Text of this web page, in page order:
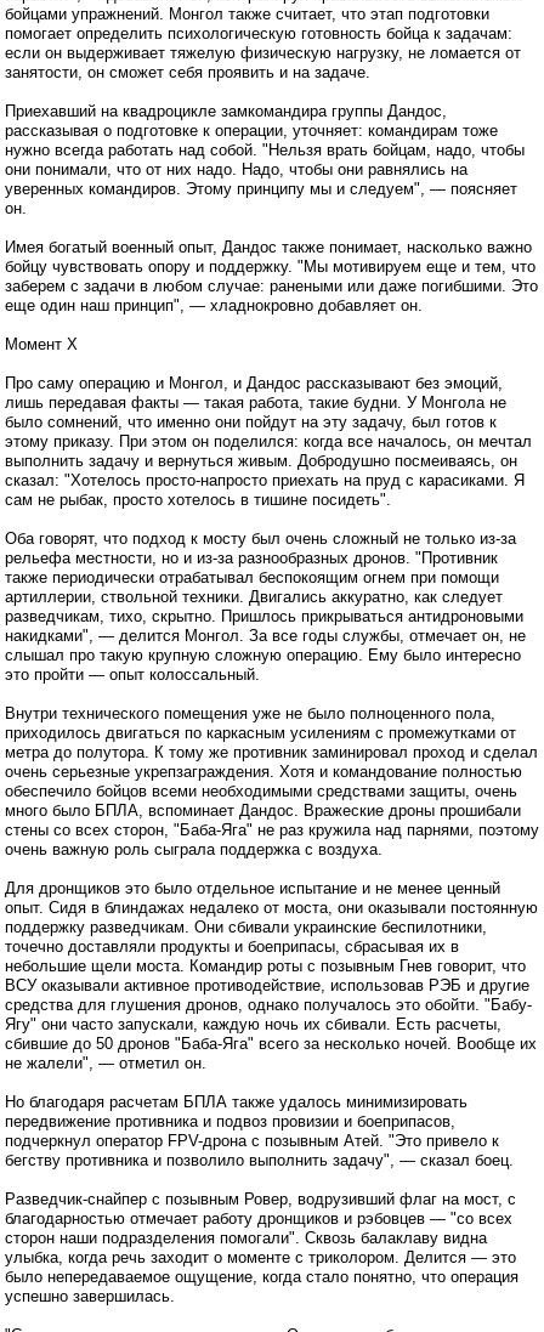
бойцами упражнений. Монгол также считает, что этап подготовки
помогает определить психологическую готовность бойца к задачам:
если он выдерживает тяжелую физическую нагрузку, не ломается от
занятости, он сможет себя проявить и на задаче.
Приехавший на квадроцикле замкомандира группы Дандос,
рассказывая о подготовке к операции, уточняет: командирам тоже
нужно всегда работать над собой. "Нельзя врать бойцам, надо, чтобы
они понимали, что от них надо. Надо, чтобы они равнялись на
уверенных командиров. Этому принципу мы и следуем", — поясняет
он.
Имея богатый военный опыт, Дандос также понимает, насколько важно
бойцу чувствовать опору и поддержку. "Мы мотивируем еще и тем, что
заберем с задачи в любом случае: ранеными или даже погибшими. Это
еще один наш принцип", — хладнокровно добавляет он.
Момент Х
Про саму операцию и Монгол, и Дандос рассказывают без эмоций,
лишь передавая факты — такая работа, такие будни. У Монгола не
было сомнений, что именно они пойдут на эту задачу, был готов к
этому приказу. При этом он поделился: когда все началось, он мечтал
выполнить задачу и вернуться живым. Добродушно посмеиваясь, он
сказал: "Хотелось просто-напросто приехать на пруд с карасиками. Я
сам не рыбак, просто хотелось в тишине посидеть".
Оба говорят, что подход к мосту был очень сложный не только из-за
рельефа местности, но и из-за разнообразных дронов. "Противник
также периодически отрабатывал беспокоящим огнем при помощи
артиллерии, ствольной техники. Двигались аккуратно, как следует
разведчикам, тихо, скрытно. Пришлось прикрываться антидроновыми
накидками", — делится Монгол. За все годы службы, отмечает он, не
слышал про такую крупную сложную операцию. Ему было интересно
это пройти — опыт колоссальный.
Внутри технического помещения уже не было полноценного пола,
приходилось двигаться по каркасным усилениям с промежутками от
метра до полутора. К тому же противник заминировал проход и сделал
очень серьезные укрепзаграждения. Хотя и командование полностью
обеспечило бойцов всеми необходимыми средствами защиты, очень
много было БПЛА, вспоминает Дандос. Вражеские дроны прошибали
стены со всех сторон, "Баба-Яга" не раз кружила над парнями, поэтому
очень важную роль сыграла поддержка с воздуха.
Для дронщиков это было отдельное испытание и не менее ценный
опыт. Сидя в блиндажах недалеко от моста, они оказывали постоянную
поддержку разведчикам. Они сбивали украинские беспилотники,
точечно доставляли продукты и боеприпасы, сбрасывая их в
небольшие щели моста. Командир роты с позывным Гнев говорит, что
ВСУ оказывали активное противодействие, использовав РЭБ и другие
средства для глушения дронов, однако получалось это обойти. "Бабу-
Ягу" они часто запускали, каждую ночь их сбивали. Есть расчеты,
сбившие до 50 дронов "Баба-Яга" всего за несколько ночей. Вообще их
не жалели", — отметил он.
Но благодаря расчетам БПЛА также удалось минимизировать
передвижение противника и подвоз провизии и боеприпасов,
подчеркнул оператор FPV-дрона с позывным Атей. "Это привело к
бегству противника и позволило выполнить задачу", — сказал боец.
Разведчик-снайпер с позывным Ровер, водрузивший флаг на мост, с
благодарностью отмечает работу дронщиков и рэбовцев — "со всех
сторон наши подразделения помогали". Сквозь балаклаву видна
улыбка, когда речь заходит о моменте с триколором. Делится — это
было непередаваемое ощущение, когда стало понятно, что операция
успешно завершилась.